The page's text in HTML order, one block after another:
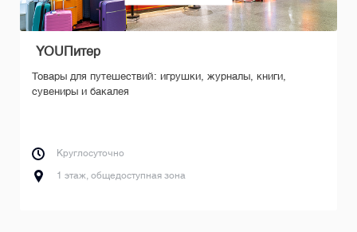
журналы, книги,
Вендинговый аппарат: сувенирная